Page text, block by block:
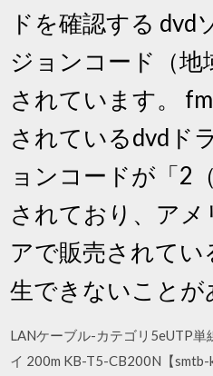
ドを確認する dvd
ジョンコード（地
されています。
されているdvdド
ョンコードが「2
されており、ア
アで販売されて
生できないことが
LANケーブル-カテゴリ5eUTP単
イ 200m KB-T5-CB200N【